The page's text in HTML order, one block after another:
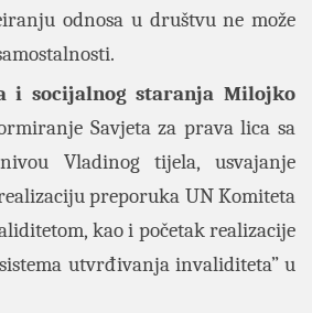
odnosa u društvu ne može
i socijalnog staranja Milojko
Savjeta za prava lica sa
Vladinog tijela, usvajanje
preporuka UN Komiteta
kao i početak realizacije
utvrđivanja invaliditeta” u